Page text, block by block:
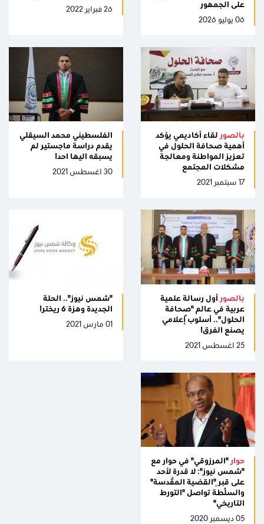
على الجمهور
06 يوليو 2026
26 فبراير 2022
بالصور لقاء أكاديمي يؤكد
أهمية صحافة الحلول في
تعزيز المواطنة ومعالجة
مشكلات المجتمع
17 سبتمبر 2021
الفلسطيني محمد السيقلي
يقدم دراسة ماجستير لم
يسبقه اليها احد!
30 اغسطس 2021
بالصور أول رسالة علمية
عربية في عالم "صحافة
الحلول".. أسلوبٌ إعلامي
يصنع الفرق!
25 اغسطس 2021
"شمس نيوز".. الحلة
الجديدة وهزة 6 ريختر!
01 مارس 2021
حوار "المرزوقي" في حوار مع
"شمس نيوز": لا قدرة لأحد
على قبرِ "القضية المُقدسة"
والسُلطة تواصل "التورط
التاريخي"
05 ديسمبر 2020